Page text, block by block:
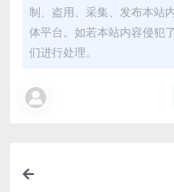
制、盗用、采集、发布本站
体平台。如若本站内容侵犯
们进行处理。